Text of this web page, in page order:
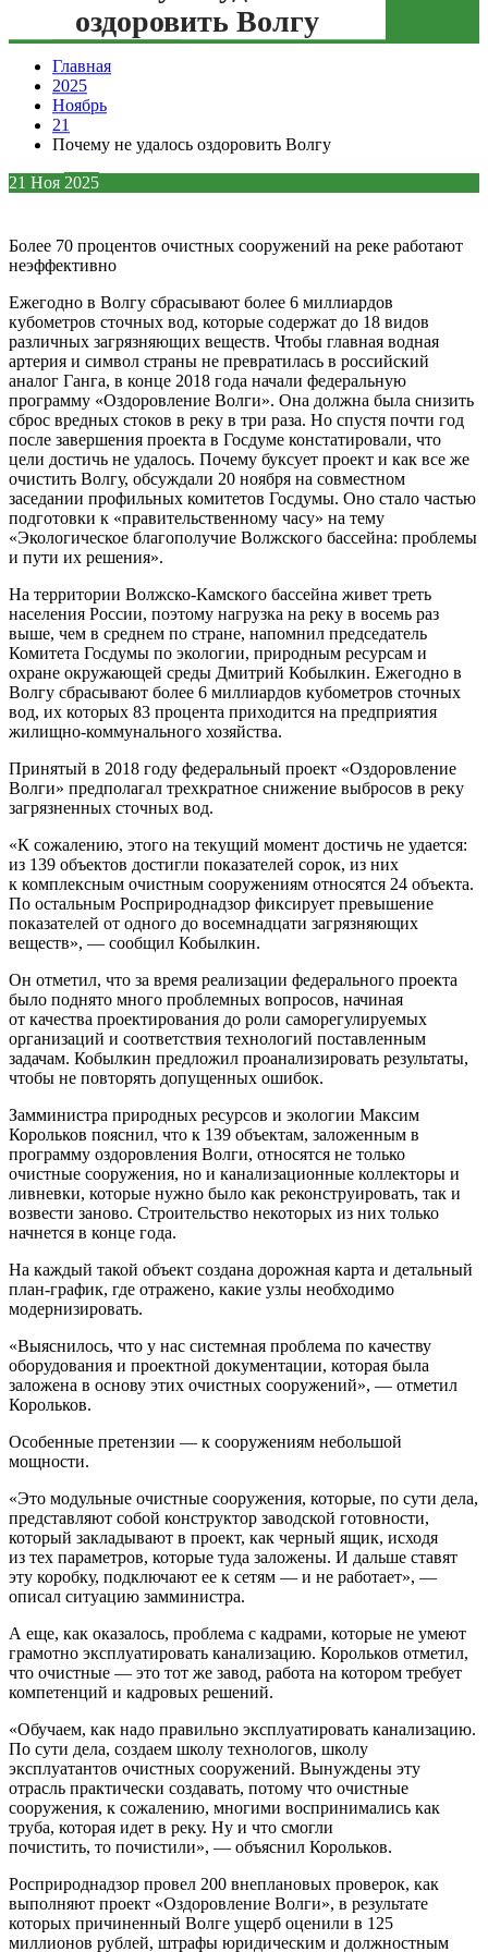
Зеленая кнопка
оздоровить Волгу
Главная
2025
Ноябрь
21
Почему не удалось оздоровить Волгу
21 Ноя 2025
Более 70 процентов очистных сооружений на реке работают
неэффективно
Ежегодно в Волгу сбрасывают более 6 миллиардов
кубометров сточных вод, которые содержат до 18 видов
различных загрязняющих веществ. Чтобы главная водная
артерия и символ страны не превратилась в российский
аналог Ганга, в конце 2018 года начали федеральную
программу «Оздоровление Волги». Она должна была снизить
сброс вредных стоков в реку в три раза. Но спустя почти год
после завершения проекта в Госдуме констатировали, что
цели достичь не удалось. Почему буксует проект и как все же
очистить Волгу, обсуждали 20 ноября на совместном
заседании профильных комитетов Госдумы. Оно стало частью
подготовки к «правительственному часу» на тему
«Экологическое благополучие Волжского бассейна: проблемы
и пути их решения».
На территории Волжско-Камского бассейна живет треть
населения России, поэтому нагрузка на реку в восемь раз
выше, чем в среднем по стране, напомнил председатель
Комитета Госдумы по экологии, природным ресурсам и
охране окружающей среды Дмитрий Кобылкин. Ежегодно в
Волгу сбрасывают более 6 миллиардов кубометров сточных
вод, их которых 83 процента приходится на предприятия
жилищно-коммунального хозяйства.
Принятый в 2018 году федеральный проект «Оздоровление
Волги» предполагал трехкратное снижение выбросов в реку
загрязненных сточных вод.
«К сожалению, этого на текущий момент достичь не удается:
из 139 объектов достигли показателей сорок, из них
к комплексным очистным сооружениям относятся 24 объекта.
По остальным Росприроднадзор фиксирует превышение
показателей от одного до восемнадцати загрязняющих
веществ», — сообщил Кобылкин.
Он отметил, что за время реализации федерального проекта
было поднято много проблемных вопросов, начиная
от качества проектирования до роли саморегулируемых
организаций и соответствия технологий поставленным
задачам. Кобылкин предложил проанализировать результаты,
чтобы не повторять допущенных ошибок.
Замминистра природных ресурсов и экологии Максим
Корольков пояснил, что к 139 объектам, заложенным в
программу оздоровления Волги, относятся не только
очистные сооружения, но и канализационные коллекторы и
ливневки, которые нужно было как реконструировать, так и
возвести заново. Строительство некоторых из них только
начнется в конце года.
На каждый такой объект создана дорожная карта и детальный
план-график, где отражено, какие узлы необходимо
модернизировать.
«Выяснилось, что у нас системная проблема по качеству
оборудования и проектной документации, которая была
заложена в основу этих очистных сооружений», — отметил
Корольков.
Особенные претензии — к сооружениям небольшой
мощности.
«Это модульные очистные сооружения, которые, по сути дела,
представляют собой конструктор заводской готовности,
который закладывают в проект, как черный ящик, исходя
из тех параметров, которые туда заложены. И дальше ставят
эту коробку, подключают ее к сетям — и не работает», —
описал ситуацию замминистра.
А еще, как оказалось, проблема с кадрами, которые не умеют
грамотно эксплуатировать канализацию. Корольков отметил,
что очистные — это тот же завод, работа на котором требует
компетенций и кадровых решений.
«Обучаем, как надо правильно эксплуатировать канализацию.
По сути дела, создаем школу технологов, школу
эксплуатантов очистных сооружений. Вынуждены эту
отрасль практически создавать, потому что очистные
сооружения, к сожалению, многими воспринимались как
труба, которая идет в реку. Ну и что смогли
почистить, то почистили», — объяснил Корольков.
Росприроднадзор провел 200 внеплановых проверок, как
выполняют проект «Оздоровление Волги», в результате
которых причиненный Волге ущерб оценили в 125
миллионов рублей, штрафы юридическим и должностным